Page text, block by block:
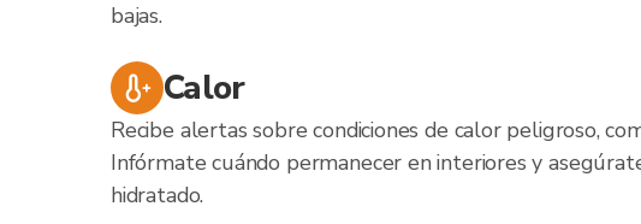
bajas.
Calor
Recibe alertas sobre condiciones de calor peligroso,
Infórmate cuándo permanecer en interiores y
hidratado.